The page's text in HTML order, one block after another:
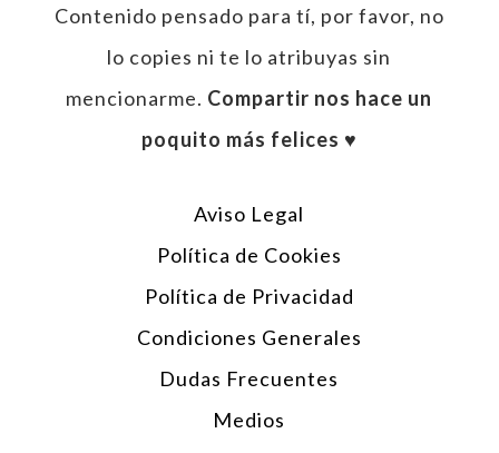
Contenido pensado para tí, por favor, no
lo copies ni te lo atribuyas sin
mencionarme. Compartir nos hace un
poquito más felices ♥︎
Aviso Legal
Política de Cookies
Política de Privacidad
Condiciones Generales
Dudas Frecuentes
Medios